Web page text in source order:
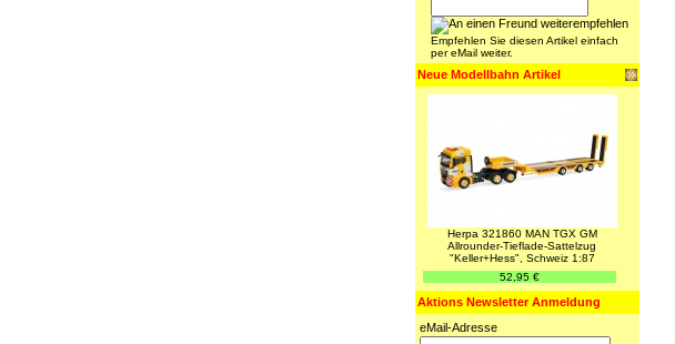
Empfehlen Sie diesen Artikel einfach
per eMail weiter.
Neue Modellbahn Artikel
Herpa 321860 MAN TGX GM
Allrounder-Tieflade-Sattelzug
"Keller+Hess", Schweiz 1:87
52,95 €
Aktions Newsletter Anmeldung
eMail-Adresse